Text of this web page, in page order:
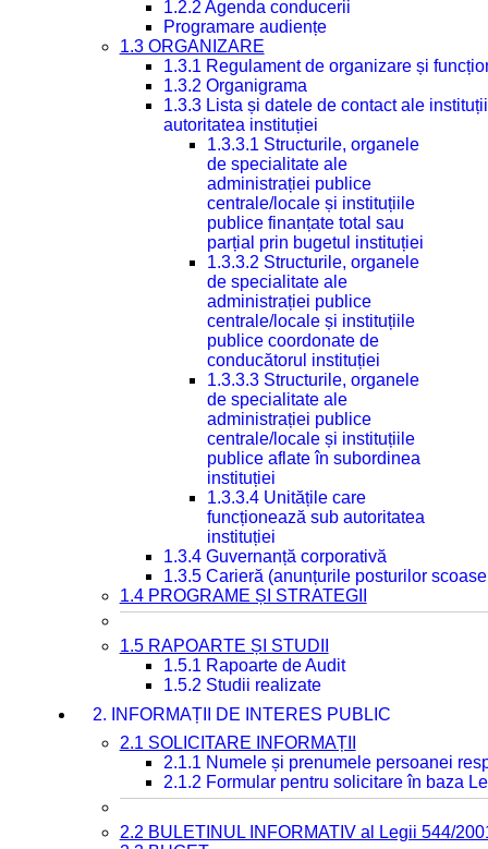
1.2.2 Agenda conducerii
Programare audiențe
1.3 ORGANIZARE
1.3.1 Regulament de organizare și
1.3.2 Organigrama
1.3.3 Lista și datele de contact ale
autoritatea instituției
1.3.3.1 Structurile, organele
de specialitate ale
administrației publice
centrale/locale și instituțiile
publice finanțate total sau
parțial prin bugetul instituției
1.3.3.2 Structurile, organele
de specialitate ale
administrației publice
centrale/locale și instituțiile
publice coordonate de
conducătorul instituției
1.3.3.3 Structurile, organele
de specialitate ale
administrației publice
centrale/locale și instituțiile
publice aflate în subordinea
instituției
1.3.3.4 Unitățile care
funcționează sub autoritatea
instituției
1.3.4 Guvernanță corporativă
1.3.5 Carieră (anunțurile posturilor
1.4 PROGRAME ȘI STRATEGII
1.5 RAPOARTE ȘI STUDII
1.5.1 Rapoarte de Audit
1.5.2 Studii realizate
2. INFORMAȚII DE INTERES PUBLIC
2.1 SOLICITARE INFORMAȚII
2.1.1 Numele și prenumele persoanei
2.1.2 Formular pentru solicitare în baza
2.2 BULETINUL INFORMATIV al Legii 544/